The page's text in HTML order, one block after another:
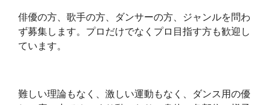
俳優の方、歌手の方、ダンサーの方、ジャンルを問わ
ず募集します。プロだけでなくプロ目指す方も歓迎し
ています。
難しい理論もなく、激しい運動もなく、ダンス用の優